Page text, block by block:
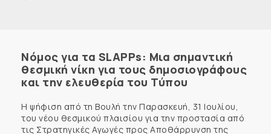
Νόμος για τα SLAPPs: Μια σημαντική
θεσμική νίκη για τους δημοσιογράφους
και την ελευθερία του Τύπου
Η ψήφιση από τη Βουλή την Παρασκευή, 31 Ιουλίου,
του νέου θεσμικού πλαισίου για την προστασία από
τις Στρατηγικές Αγωγές προς Αποθάρρυνση της